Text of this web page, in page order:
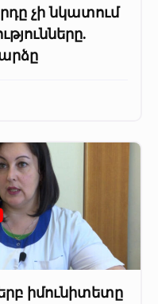
չի նկատում
իմունիտետը